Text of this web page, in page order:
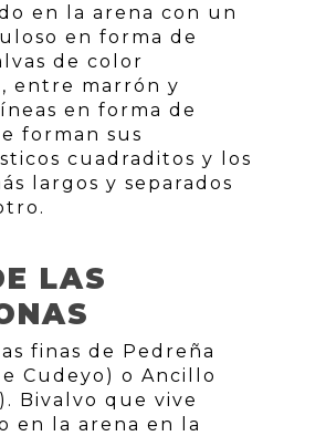
en la arena con un
en forma de
de color
entre marrón y
en forma de
forman sus
cuadraditos y los
largos y separados
LAS
finas de Pedreña
Cudeyo) o Ancillo
Bivalvo que vive
en la arena en la